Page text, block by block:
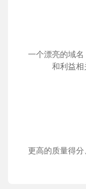
一个漂亮的域
和利益相
更高的质量得